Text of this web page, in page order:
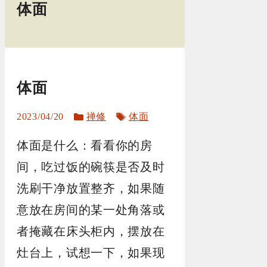
体面
体面
2023/04/20
分
禅修
标
体面
体面是什么：看看你的房
间，吃过饭的碗筷是否及时
洗刷干净放置整齐，如果随
意放在房间的某一处角落或
者掩藏在床头柜内，摆放在
灶台上，试想一下，如果现